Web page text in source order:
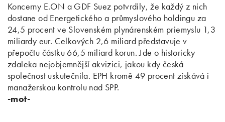
Koncerny E.ON a GDF Suez potvrdily, že každý z nich
dostane od Energetického a průmyslového holdingu za
24,5 procent ve Slovenském plynárenském priemyslu 1,3
miliardy eur. Celkových 2,6 miliard představuje v
přepočtu částku 66,5 miliard korun. Jde o historicky
zdaleka nejobjemnější akvizici, jakou kdy česká
společnost uskutečnila. EPH kromě 49 procent získává i
manažerskou kontrolu nad SPP.
-mot-